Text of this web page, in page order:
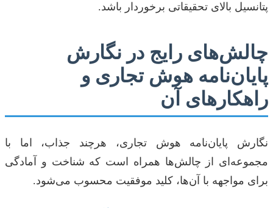
پتانسیل بالای تحقیقاتی برخوردار باشد.
چالش‌های رایج در نگارش
پایان‌نامه هوش تجاری و
راهکارهای آن
نگارش پایان‌نامه هوش تجاری، هرچند جذاب، اما با
مجموعه‌ای از چالش‌ها همراه است که شناخت و آمادگی
برای مواجهه با آن‌ها، کلید موفقیت محسوب می‌شود.